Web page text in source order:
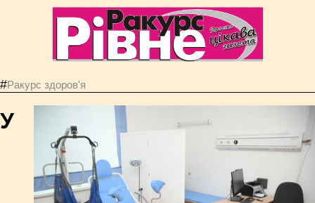
#Ракурс здоров'я
У